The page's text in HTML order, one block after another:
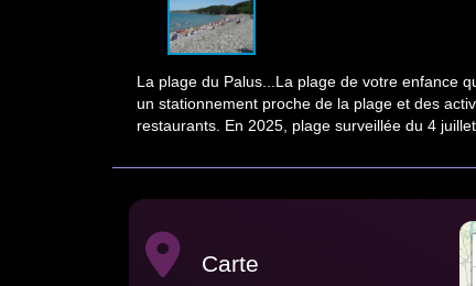
La plage du Palus...La plage de votre enfance
un stationnement proche de la plage et des
restaurants. En 2025, plage surveillée du 4
Carte